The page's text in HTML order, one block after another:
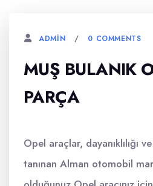
ADMIN 0 COMMENTS
MUŞ BULANIK
PARÇA
Opel araçlar, dayanıklılığı
tanınan Alman otomobil